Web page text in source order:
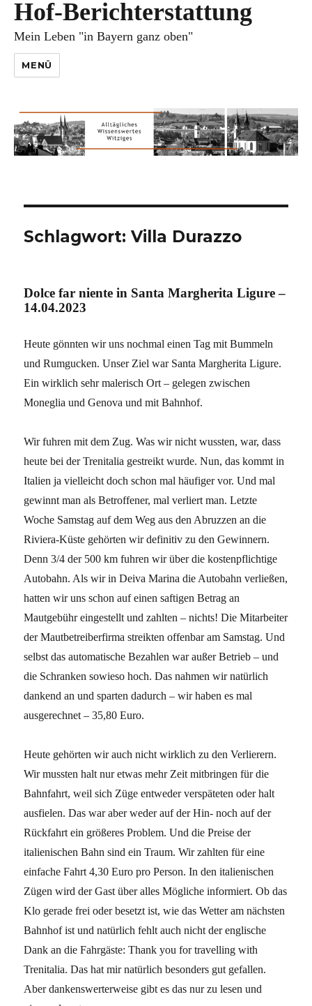
Hof-Berichterstattung
Mein Leben "in Bayern ganz oben"
MENÜ
Schlagwort:Villa Durazzo
Dolce far niente in Santa Margherita Ligure –
14.04.2023
Heute gönnten wir uns nochmal einen Tag mit Bummeln
und Rumgucken. Unser Ziel war Santa Margherita Ligure.
Ein wirklich sehr malerisch Ort – gelegen zwischen
Moneglia und Genova und mit Bahnhof.
Wir fuhren mit dem Zug. Was wir nicht wussten, war, dass
heute bei der Trenitalia gestreikt wurde. Nun, das kommt in
Italien ja vielleicht doch schon mal häufiger vor. Und mal
gewinnt man als Betroffener, mal verliert man. Letzte
Woche Samstag auf dem Weg aus den Abruzzen an die
Riviera-Küste gehörten wir definitiv zu den Gewinnern.
Denn 3/4 der 500 km fuhren wir über die kostenpflichtige
Autobahn. Als wir in Deiva Marina die Autobahn verließen,
hatten wir uns schon auf einen saftigen Betrag an
Mautgebühr eingestellt und zahlten – nichts! Die Mitarbeiter
der Mautbetreiberfirma streikten offenbar am Samstag. Und
selbst das automatische Bezahlen war außer Betrieb – und
die Schranken sowieso hoch. Das nahmen wir natürlich
dankend an und sparten dadurch – wir haben es mal
ausgerechnet – 35,80 Euro.
Heute gehörten wir auch nicht wirklich zu den Verlierern.
Wir mussten halt nur etwas mehr Zeit mitbringen für die
Bahnfahrt, weil sich Züge entweder verspäteten oder halt
ausfielen. Das war aber weder auf der Hin- noch auf der
Rückfahrt ein größeres Problem. Und die Preise der
italienischen Bahn sind ein Traum. Wir zahlten für eine
einfache Fahrt 4,30 Euro pro Person. In den italienischen
Zügen wird der Gast über alles Mögliche informiert. Ob das
Klo gerade frei oder besetzt ist, wie das Wetter am nächsten
Bahnhof ist und natürlich fehlt auch nicht der englische
Dank an die Fahrgäste: Thank you for travelling with
Trenitalia. Das hat mir natürlich besonders gut gefallen.
Aber dankenswerterweise gibt es das nur zu lesen und